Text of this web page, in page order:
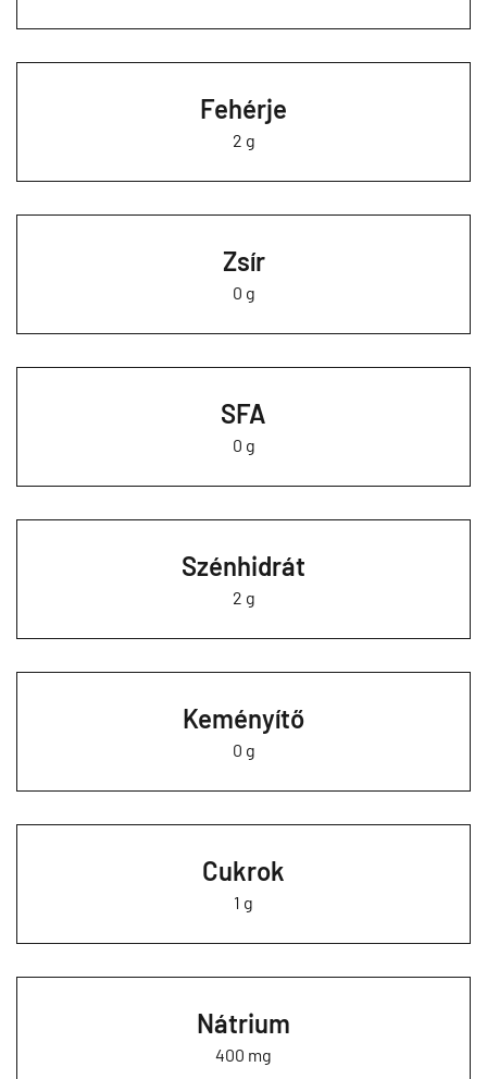
Fehérje
2 g
Zsír
0 g
SFA
0 g
Szénhidrát
2 g
Keményítő
0 g
Cukrok
1 g
Nátrium
400 mg